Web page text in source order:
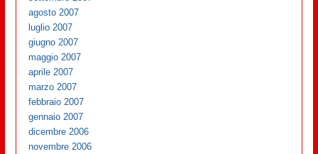
agosto 2007
luglio 2007
giugno 2007
maggio 2007
aprile 2007
marzo 2007
febbraio 2007
gennaio 2007
dicembre 2006
novembre 2006